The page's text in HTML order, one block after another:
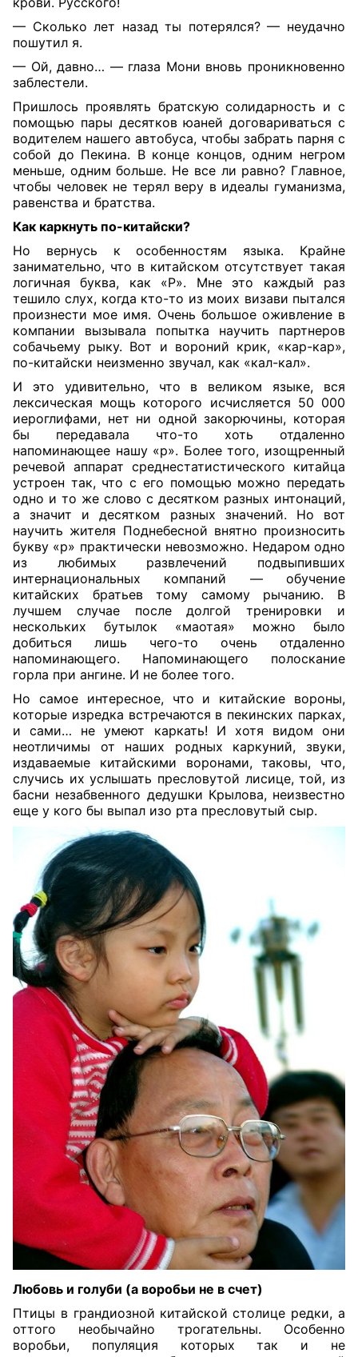
— Сколько лет назад ты потерялся? — неудачно
пошутил я.
— Ой, давно… — глаза Мони вновь проникновенно
заблестели.
Пришлось проявлять братскую солидарность и с
помощью пары десятков юаней договариваться с
водителем нашего автобуса, чтобы забрать парня с
собой до Пекина. В конце концов, одним негром
меньше, одним больше. Не все ли равно? Главное,
чтобы человек не терял веру в идеалы гуманизма,
равенства и братства.
Как каркнуть по-китайски?
Но вернусь к особенностям языка. Крайне
занимательно, что в китайском отсутствует такая
логичная буква, как «Р». Мне это каждый раз
тешило слух, когда кто-то из моих визави пытался
произнести мое имя. Очень большое оживление в
компании вызывала попытка научить партнеров
собачьему рыку. Вот и вороний крик, «кар-кар»,
по-китайски неизменно звучал, как «кал-кал».
И это удивительно, что в великом языке, вся
лексическая мощь которого исчисляется 50 000
иероглифами, нет ни одной закорючины, которая
бы передавала что-то хоть отдаленно
напоминающее нашу «р». Более того, изощренный
речевой аппарат среднестатистического китайца
устроен так, что с его помощью можно передать
одно и то же слово с десятком разных интонаций,
а значит и десятком разных значений. Но вот
научить жителя Поднебесной внятно произносить
букву «р» практически невозможно. Недаром одно
из любимых развлечений подвыпивших
интернациональных компаний — обучение
китайских братьев тому самому рычанию. В
лучшем случае после долгой тренировки и
нескольких бутылок «маотая» можно было
добиться лишь чего-то очень отдаленно
напоминающего. Напоминающего полоскание
горла при ангине. И не более того.
Но самое интересное, что и китайские вороны,
которые изредка встречаются в пекинских парках,
и сами… не умеют каркать! И хотя видом они
неотличимы от наших родных каркуний, звуки,
издаваемые китайскими воронами, таковы, что,
случись их услышать пресловутой лисице, той, из
басни незабвенного дедушки Крылова, неизвестно
еще у кого бы выпал изо рта пресловутый сыр.
Любовь и голуби (а воробьи не в счет)
Птицы в грандиозной китайской столице редки, а
оттого необычайно трогательны. Особенно
воробьи, популяция которых так и не